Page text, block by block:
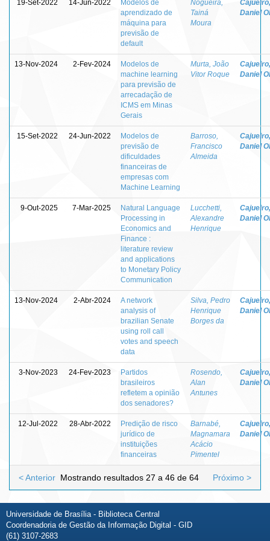
19-Set-2022 14-Jun-2022
Modelos de
aprendizado de
máquina para
previsão de
default
Nogueira,
Tainá
Moura
Cajueiro,
Daniel
13-Nov-2024 2-Fev-2024
Modelos de
machine learning
para previsão de
arrecadação de
ICMS em Minas
Gerais
Murta, João
Vitor Roque
Cajueiro,
Daniel
15-Set-2022 24-Jun-2022
Modelos de
previsão de
dificuldades
financeiras de
empresas com
Machine Learning
Barroso,
Francisco
Almeida
Cajueiro,
Daniel
9-Out-2025 7-Mar-2025
Natural Language
Processing in
Economics and
Finance :
literature review
and applications
to Monetary Policy
Communication
Lucchetti,
Alexandre
Henrique
Cajueiro,
Daniel
13-Nov-2024 2-Abr-2024
A network
analysis of
brazilian Senate
using roll call
votes and speech
data
Silva, Pedro
Henrique
Borges da
Cajueiro,
Daniel
3-Nov-2023 24-Fev-2023
Partidos
brasileiros
refletem a opinião
dos senadores?
Rosendo,
Alan
Antunes
Cajueiro,
Daniel
12-Jul-2022 28-Abr-2022
Predição de risco
jurídico de
instituições
financeiras
Barnabé,
Magnamara
Acácio
Pimentel
Cajueiro,
Daniel
Mostrando resultados 27 a 46 de 64
< Anterior Próximo >
Universidade de Brasília - Biblioteca Central
Coordenadoria de Gestão da Informação Digital - GID
(61) 3107-2683